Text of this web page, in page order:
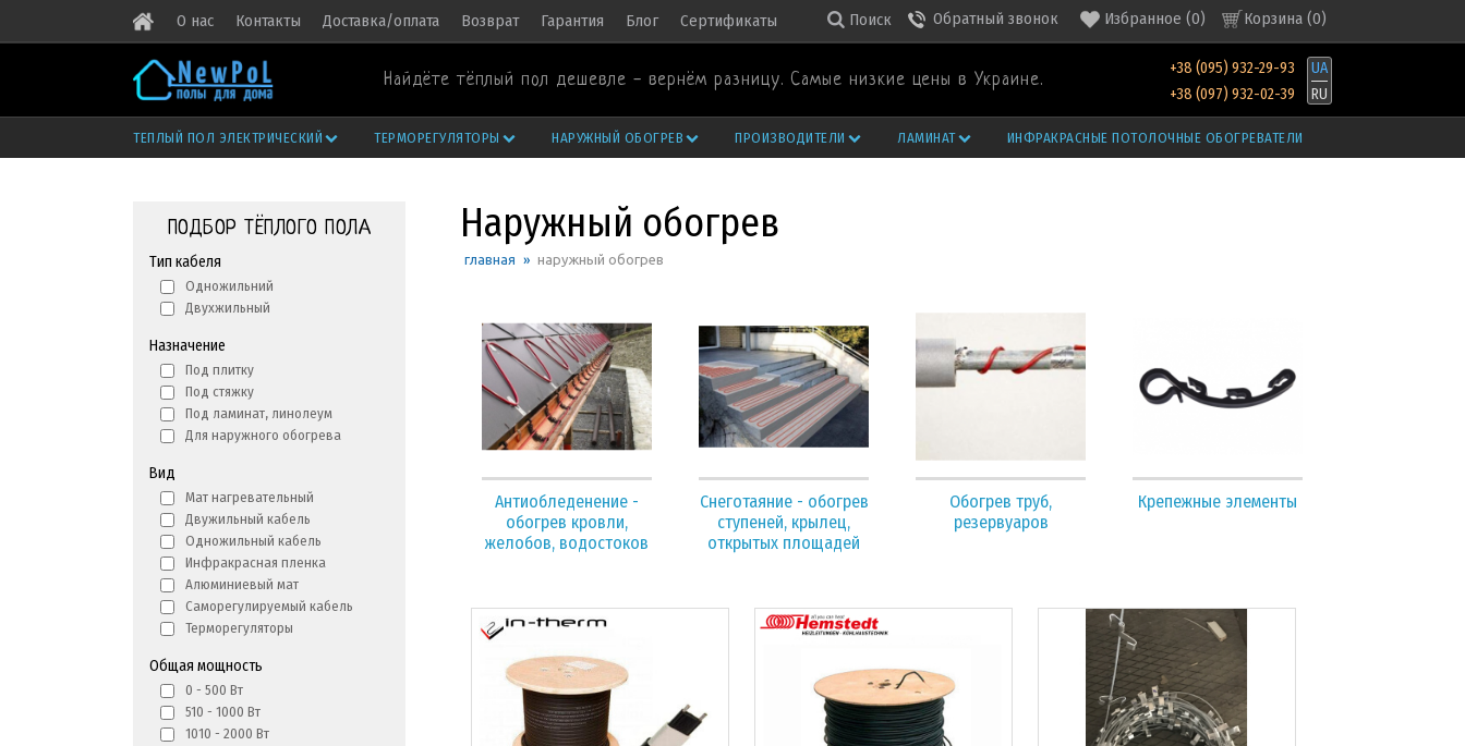
О нас Контакты Доставка/оплата Возврат Гарантия Блог Сертификаты Корзина (0)
Избранное (0)
Обратный звонок
Поиск
Найдёте тёплый пол дешевле - вернём разницу. Самые низкие цены в Украине.
+38 (095) 932-29-93
+38 (097) 932-02-39
UA
RU
ТЕПЛЫЙ ПОЛ ЭЛЕКТРИЧЕСКИЙ ТЕРМОРЕГУЛЯТОРЫ НАРУЖНЫЙ ОБОГРЕВ ПРОИЗВОДИТЕЛИ ЛАМИНАТ ИНФРАКРАСНЫЕ ПОТОЛОЧНЫЕ ОБОГРЕВАТЕЛИ
ПОДБОР ТЁПЛОГО ПОЛА
Тип кабеля
Одножильний
Двухжильный
Назначение
Под плитку
Под стяжку
Под ламинат, линолеум
Для наружного обогрева
Вид
Мат нагревательный
Двужильный кабель
Одножильный кабель
Инфракрасная пленка
Алюминиевый мат
Саморегулируемый кабель
Терморегуляторы
Общая мощность
0 - 500 Вт
510 - 1000 Вт
1010 - 2000 Вт
Наружный обогрев
главная » наружный обогрев
Антиобледенение -
обогрев кровли,
желобов, водостоков
Cнеготаяние - обогрев
ступеней, крылец,
открытых площадей
Обогрев труб,
резервуаров
Крепежные элементы